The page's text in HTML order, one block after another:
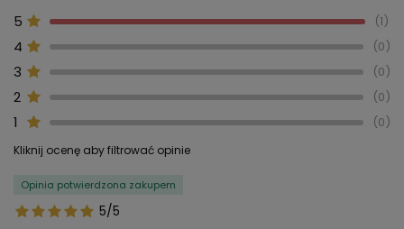
5 1
4 0
3 0
2 0
1 0
Kliknij ocenę aby filtrować opinie
5/5
Opinia potwierdzona zakupem